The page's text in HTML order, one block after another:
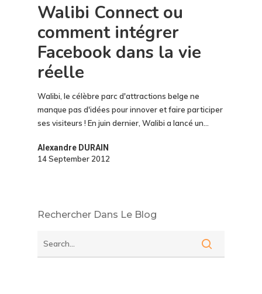
Walibi Connect ou
comment intégrer
Facebook dans la vie
réelle
Walibi, le célèbre parc d'attractions belge ne
manque pas d'idées pour innover et faire participer
ses visiteurs ! En juin dernier, Walibi a lancé un…
Alexandre DURAIN
14 September 2012
Rechercher Dans Le Blog